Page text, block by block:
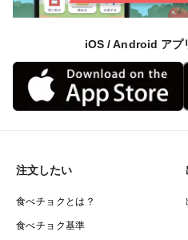
iOS / Android アプ
注文したい
食べチョクとは？
食べチョク基準